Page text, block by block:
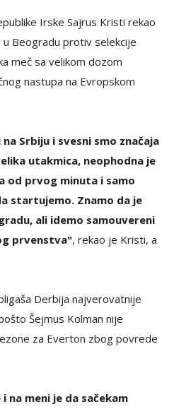
Irske Sajrus Kristi rekao
Beogradu protiv selekcije
meč sa velikom dozom
nastupa na Evropskom
Srbiju i svesni smo značaja
utakmica, neophodna je
od prvog minuta i samo
startujemo. Znamo da je
ali idemo samouvereni
prvenstva", rekao je Kristi, a
Derbija najverovatnije
Šejmus Kolman nije
za Everton zbog povrede
na meni je da sačekam